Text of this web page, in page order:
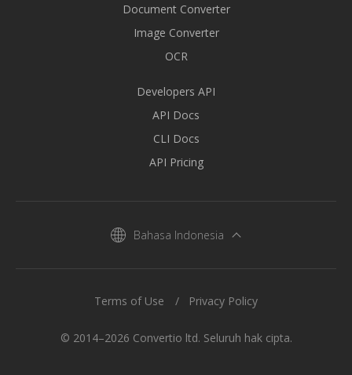
Document Converter
Image Converter
OCR
Developers API
API Docs
CLI Docs
API Pricing
Bahasa Indonesia
© 2014–2026 Convertio ltd. Seluruh hak cipta.
Terms of Use Privacy Policy